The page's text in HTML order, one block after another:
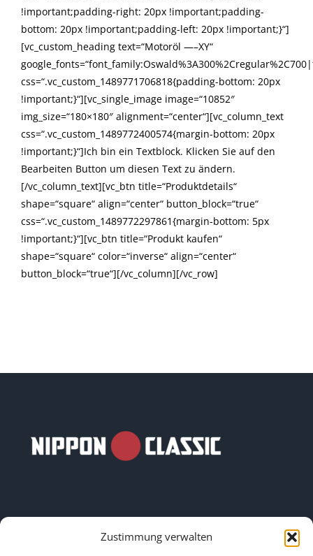
Zustimmung verwalten
!important;padding-right: 20px !important;padding-
bottom: 20px !important;padding-left: 20px !important;}“]
[vc_custom_heading text=“Motoröl —–XY“
css=“.vc_custom_1489771706818{padding-bottom: 20px
!important;}“][vc_single_image image=“10852″
img_size=“180×180″ alignment=“center“][vc_column_text
css=“.vc_custom_1489772400574{margin-bottom: 20px
!important;}“]Ich bin ein Textblock. Klicken Sie auf den
Bearbeiten Button um diesen Text zu ändern.
[/vc_column_text][vc_btn title=“Produktdetails“
shape=“square“ align=“center“ button_block=“true“
css=“.vc_custom_1489772297861{margin-bottom: 5px
!important;}“][vc_btn title=“Produkt kaufen“
shape=“square“ color=“inverse“ align=“center“
button_block=“true“][/vc_column][/vc_row]